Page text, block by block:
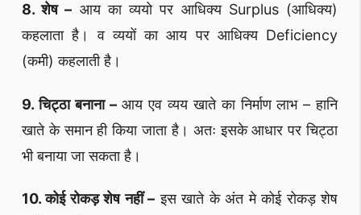
8. शेष – आय का व्ययो पर आधिक्य Surplus (आधिक्य)
कहलाता है। व व्ययों का आय पर आधिक्य Deficiency
(कमी) कहलाती है।
9. चिट्ठा बनाना –आय एव व्यय खाते का निर्माण लाभ – हानि
खाते के समान ही किया जाता है। अतः इसके आधार पर चिट्ठा
भी बनाया जा सकता है।
10. कोई रोकड़ शेष नहीं – इस खाते के अंत मे कोई रोकड़ शेष